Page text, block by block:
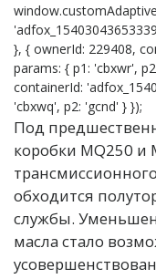
}, { ownerId: 229408,
params: { p1: 'cbxwr',
containerId:
'cbxwq', p2: 'gcnd' } });
Под
коробки MQ250 и
обходится
службы.
масла стало